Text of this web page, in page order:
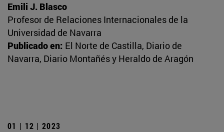
Emili J. Blasco
Profesor de Relaciones Internacionales de la
Universidad de Navarra
Publicado en: El Norte de Castilla, Diario de
Navarra, Diario Montañés y Heraldo de Aragón
01 | 12 | 2023